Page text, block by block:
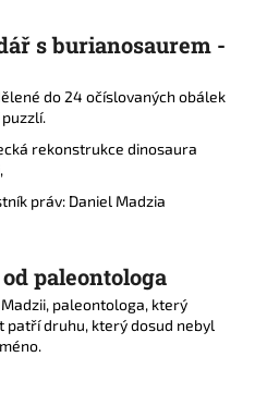
s burianosaurem -
do 24 očíslovaných obálek
rekonstrukce dinosaura
práv: Daniel Madzia
paleontologa
paleontologa, který
patří druhu, který dosud nebyl